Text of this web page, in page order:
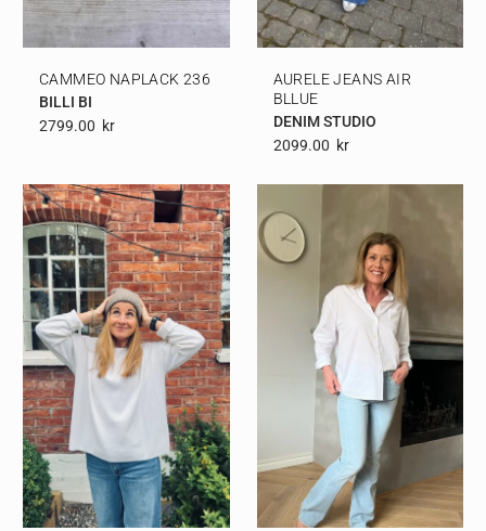
CAMMEO NAPLACK 236
BILLI BI
2799.00 Kr
AURELE JEANS AIR
BLLUE
DENIM STUDIO
2099.00 Kr